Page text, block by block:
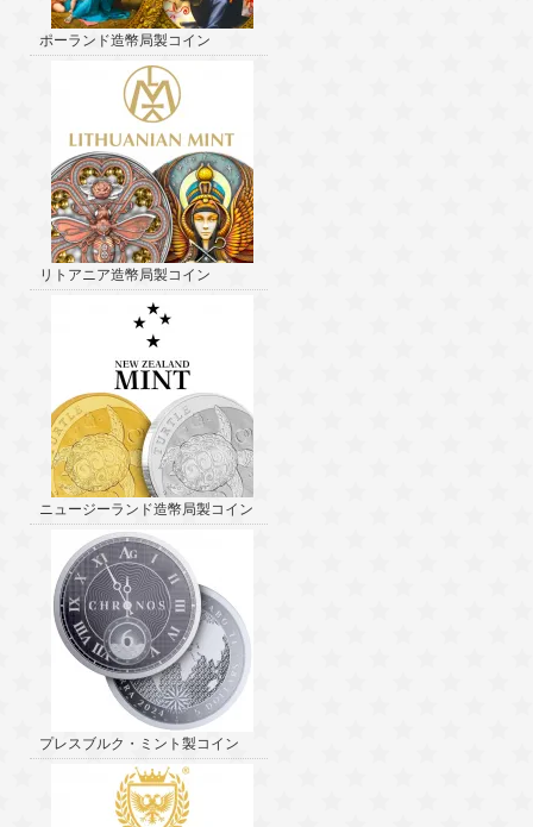
ポーランド造幣局製コイン
リトアニア造幣局製コイン
ニュージーランド造幣局製コイン
プレスブルク・ミント製コイン